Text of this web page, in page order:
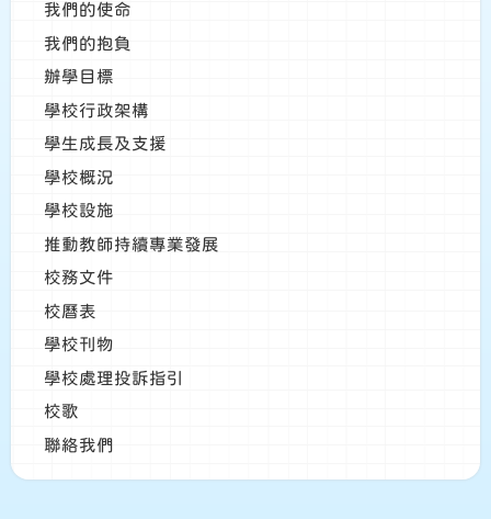
我們的使命
我們的抱負
辦學目標
學校行政架構
學生成長及支援
學校概況
學校設施
推動教師持續專業發展
校務文件
校曆表
學校刊物
學校處理投訴指引
校歌
聯絡我們